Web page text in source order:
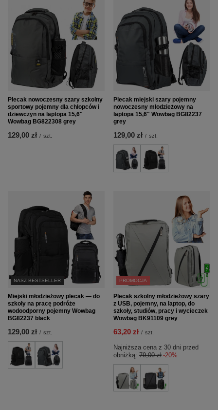
Plecak nowoczesny szary szkolny
sportowy pojemny dla chłopców i
dziewczyn na laptopa 15,6"
Wowbag BG822308 grey
129,00 zł / szt.
Plecak miejski szary pojemny
nowoczesny młodzieżowy na
laptopa 15,6" Wowbag BG82237
grey
129,00 zł / szt.
NASZ BESTSELLER
Miejski młodzieżowy plecak — do
szkoły na pracę podróże
wodoodporny pojemny Wowbag
BG82237 black
129,00 zł / szt.
PROMOCJA
Plecak szkolny młodzieżowy szary
z USB, pojemny, na laptop, do
szkoły, studiów, pracy i wycieczek
Wowbag BK91109 grey
63,20 zł / szt.
Najniższa cena z 30 dni przed
obniżką: 79,00 zł -20%